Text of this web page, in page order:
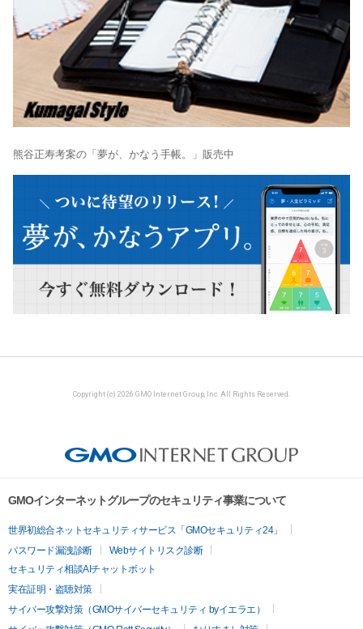
熊谷正寿考案の「夢が、かなう手帳。」販売中
Copyright (c) 2026 GMO Internet Group, Inc. All Rights Reserved.
GMOインターネットグループのセキュリティ事業について
世界初総合ネットセキュリティサービス「GMOセキュリティ24」
パスワード漏洩診断
Webサイトリスク診断
セキュリティ相談AIチャットボット
実在証明・盗聴対策
サイバー攻撃対策（GMOサイバーセキュリティ byイエラエ）